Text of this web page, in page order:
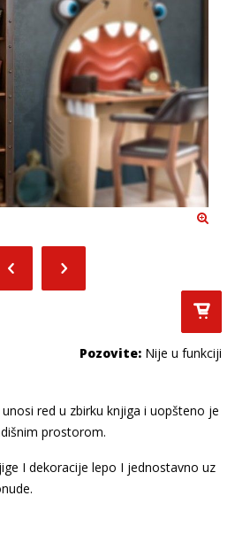
Pozovite: Nije u funkciji
red u zbirku knjiga i uopšteno je
prostorom.
I dekoracije lepo I jednostavno uz